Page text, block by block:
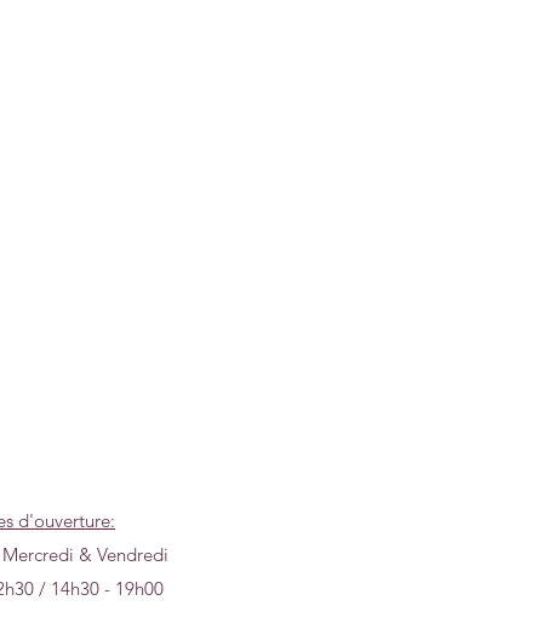
d'ouverture:
& Vendredi
/ 14h30 - 19h00